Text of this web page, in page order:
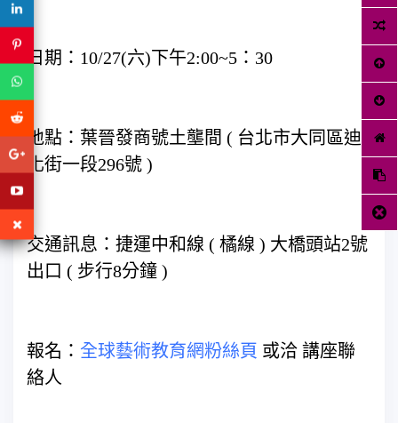
日期：10/27(六)下午2:00~5：30
地點：葉晉發商號土壟間 ( 台北市大同區迪
化街一段296號 )
交通訊息：捷運中和線 ( 橘線 ) 大橋頭站2號
出口 ( 步行8分鐘 )
報名： 全球藝術教育網粉絲頁 或洽 講座聯
絡人